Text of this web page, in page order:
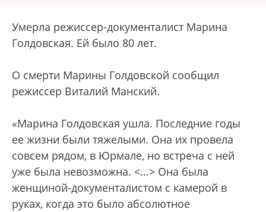
Умерла режиссер-документалист Марина
Голдовская. Ей было 80 лет.
О смерти Марины Голдовской сообщил
режиссер Виталий Манский.
«Марина Голдовская ушла. Последние годы
ее жизни были тяжелыми. Она их провела
совсем рядом, в Юрмале, но встреча с ней
уже была невозможна. <...> Она была
женщиной-документалистом с камерой в
руках, когда это было абсолютное